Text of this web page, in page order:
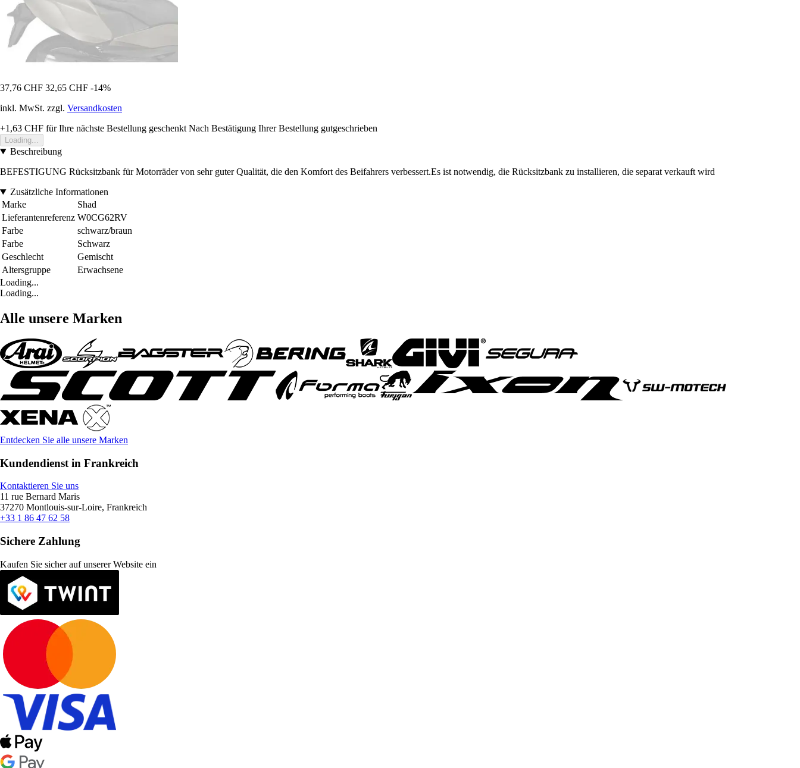
37,76 CHF 32,65 CHF -14%
inkl. MwSt. zzgl. Versandkosten
+1,63 CHF für Ihre nächste Bestellung geschenkt Nach Bestätigung Ihrer Bestellung gutgeschrieben
Loading...
Beschreibung
BEFESTIGUNG Rücksitzbank für Motorräder von sehr guter Qualität, die den Komfort des Beifahrers verbessert.Es ist notwendig, die Rücksitzbank zu installieren, die separat verkauft wird
Zusätzliche Informationen
Marke
Shad
Lieferantenreferenz W0CG62RV
Farbe
schwarz/braun
Farbe
Schwarz
Geschlecht
Gemischt
Altersgruppe
Erwachsene
Loading...
Loading...
Alle unsere Marken
Entdecken Sie alle unsere Marken
Kundendienst in Frankreich
Kontaktieren Sie uns
11 rue Bernard Maris
37270 Montlouis-sur-Loire, Frankreich
+33 1 86 47 62 58
Sichere Zahlung
Kaufen Sie sicher auf unserer Website ein